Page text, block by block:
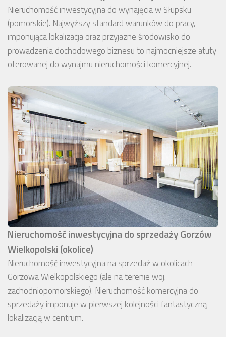
Nieruchomość inwestycyjna do wynajęcia w Słupsku
(pomorskie). Najwyższy standard warunków do pracy,
imponująca lokalizacja oraz przyjazne środowisko do
prowadzenia dochodowego biznesu to najmocniejsze atuty
oferowanej do wynajmu nieruchomości komercyjnej.
Nieruchomość inwestycyjna do sprzedaży Gorzów
Wielkopolski (okolice)
Nieruchomość inwestycyjna na sprzedaż w okolicach
Gorzowa Wielkopolskiego (ale na terenie woj.
zachodniopomorskiego). Nieruchomość komercyjna do
sprzedaży imponuje w pierwszej kolejności fantastyczną
lokalizacją w centrum.